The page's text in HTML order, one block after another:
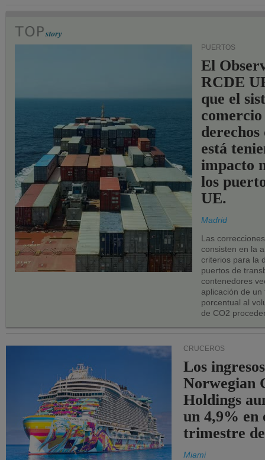
PUERTOS
El
RCDE
que el
comercio
derechos
está
impacto
los
UE.
Madrid
Las
consisten en la
criterios para la
puertos de
contenedores
aplicación de
porcentual al
de CO2
CRUCEROS
Los
Norwegian
Holdings
un 4,9% en
trimestre
Miami